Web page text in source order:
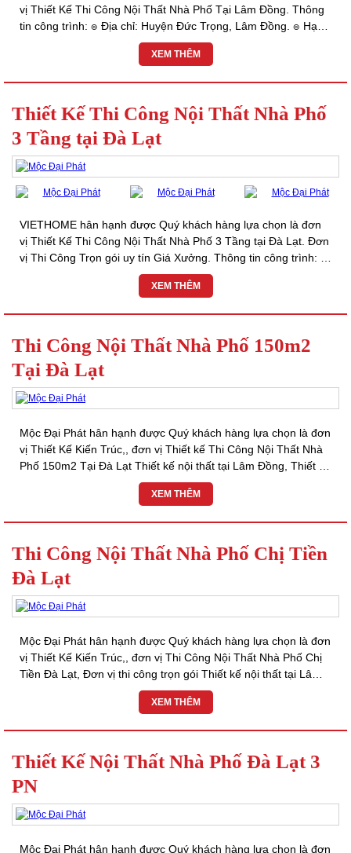
vị Thiết Kế Thi Công Nội Thất Nhà Phố Tại Lâm Đồng. Thông
tin công trình: ๏ Địa chỉ: Huyện Đức Trọng, Lâm Đồng. ๏ Hạng
mục: Thiết kế & Thi Công Trọn Gói ๏...
XEM THÊM
Thiết Kế Thi Công Nội Thất Nhà Phố
3 Tầng tại Đà Lạt
VIETHOME hân hạnh được Quý khách hàng lựa chọn là đơn
vị Thiết Kế Thi Công Nội Thất Nhà Phố 3 Tầng tại Đà Lạt. Đơn
vị Thi Công Trọn gói uy tín Giá Xưởng. Thông tin công trình: ๏
Chủ đầu tư: Anh Đạt –...
XEM THÊM
Thi Công Nội Thất Nhà Phố 150m2
Tại Đà Lạt
Mộc Đại Phát hân hạnh được Quý khách hàng lựa chọn là đơn
vị Thiết Kế Kiến Trúc,, đơn vị Thiết kế Thi Công Nội Thất Nhà
Phố 150m2 Tại Đà Lạt Thiết kế nội thất tại Lâm Đồng, Thiết kế
XEM THÊM
Thi Công Nội Thất Nhà Phố Chị Tiền
Đà Lạt
Mộc Đại Phát hân hạnh được Quý khách hàng lựa chọn là đơn
vị Thiết Kế Kiến Trúc,, đơn vị Thi Công Nội Thất Nhà Phố Chị
Tiền Đà Lạt, Đơn vị thi công trọn gói Thiết kế nội thất tại Lâm
XEM THÊM
Thiết Kế Nội Thất Nhà Phố Đà Lạt 3
PN
Mộc Đại Phát hân hạnh được Quý khách hàng lựa chọn là đơn